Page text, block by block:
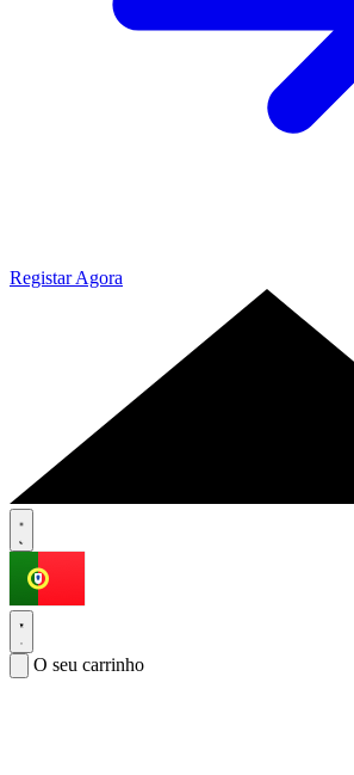
Registar Agora
O seu carrinho